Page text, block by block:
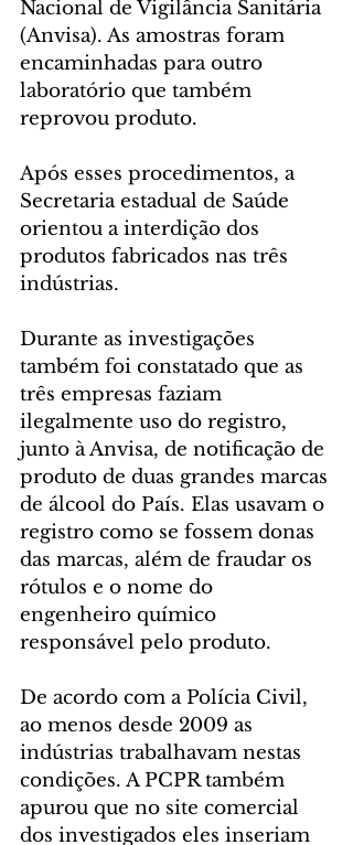
Nacional de Vigilância Sanitária
(Anvisa). As amostras foram
encaminhadas para outro
laboratório que também
reprovou produto.
Após esses procedimentos, a
Secretaria estadual de Saúde
orientou a interdição dos
produtos fabricados nas três
indústrias.
Durante as investigações
também foi constatado que as
três empresas faziam
ilegalmente uso do registro,
junto à Anvisa, de notificação de
produto de duas grandes marcas
de álcool do País. Elas usavam o
registro como se fossem donas
das marcas, além de fraudar os
rótulos e o nome do
engenheiro químico
responsável pelo produto.
De acordo com a Polícia Civil,
ao menos desde 2009 as
indústrias trabalhavam nestas
condições. A PCPR também
apurou que no site comercial
dos investigados eles inseriam